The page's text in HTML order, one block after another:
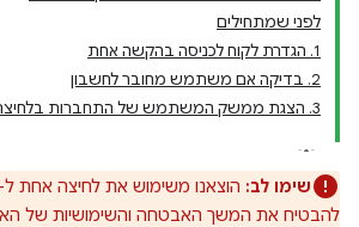
לפני שמתחילים
1. הגדרת לקוח לכניסה בהקשה אחת
2. בדיקה אם משתמש מחובר לחשבון
3. הצגת ממשק המשתמש של התחברות בלחיצה אחת
שימו לב:
להבטיח את המשך האבטחה והשימושיות של